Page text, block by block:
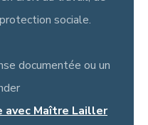
sociale.
documentée ou un
Maître Lailler